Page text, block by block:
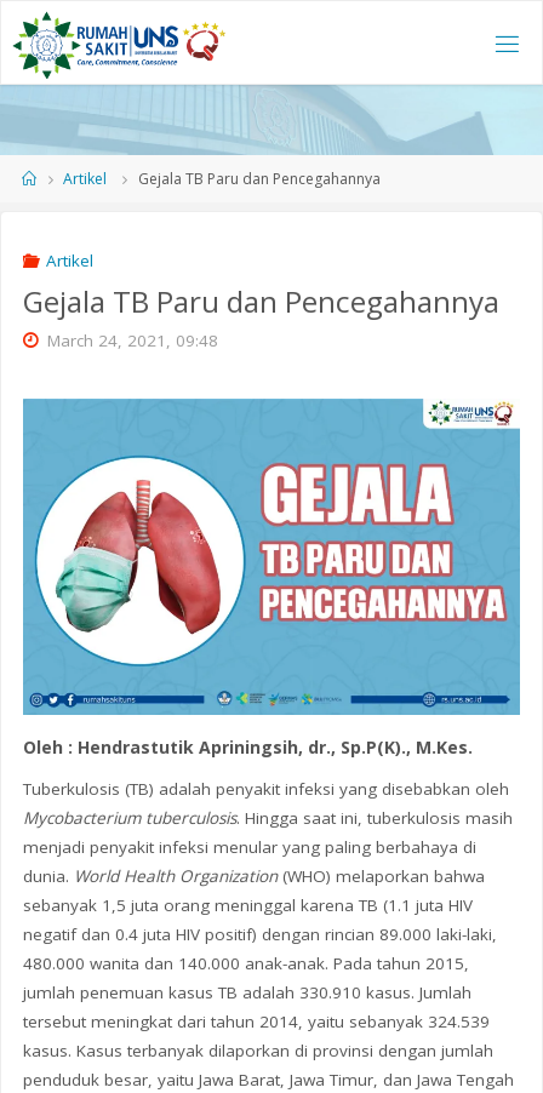
to
content
HomeArtikel Gejala TB Paru dan Pencegahannya
Artikel
Gejala TB Paru dan Pencegahannya
March 24, 2021, 09:48
Oleh : Hendrastutik Apriningsih, dr., Sp.P(K)., M.Kes.
Tuberkulosis (TB) adalah penyakit infeksi yang disebabkan oleh
Mycobacterium tuberculosis. Hingga saat ini, tuberkulosis masih
menjadi penyakit infeksi menular yang paling berbahaya di
dunia. World Health Organization(WHO) melaporkan bahwa
sebanyak 1,5 juta orang meninggal karena TB (1.1 juta HIV
negatif dan 0.4 juta HIV positif) dengan rincian 89.000 laki-laki,
480.000 wanita dan 140.000 anak-anak. Pada tahun 2015,
jumlah penemuan kasus TB adalah 330.910 kasus. Jumlah
tersebut meningkat dari tahun 2014, yaitu sebanyak 324.539
kasus. Kasus terbanyak dilaporkan di provinsi dengan jumlah
penduduk besar, yaitu Jawa Barat, Jawa Timur, dan Jawa Tengah